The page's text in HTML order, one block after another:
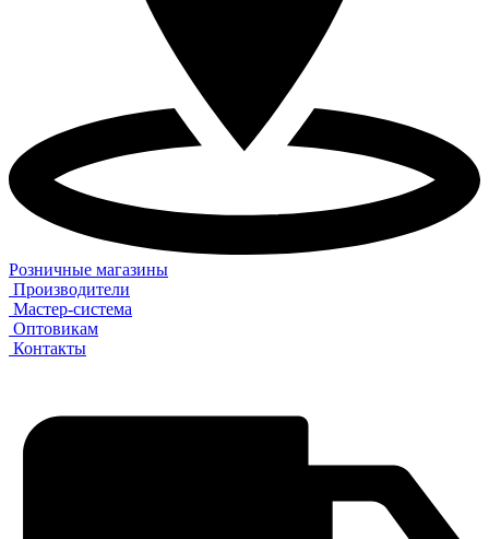
Розничные магазины
Производители
Мастер-система
Оптовикам
Контакты